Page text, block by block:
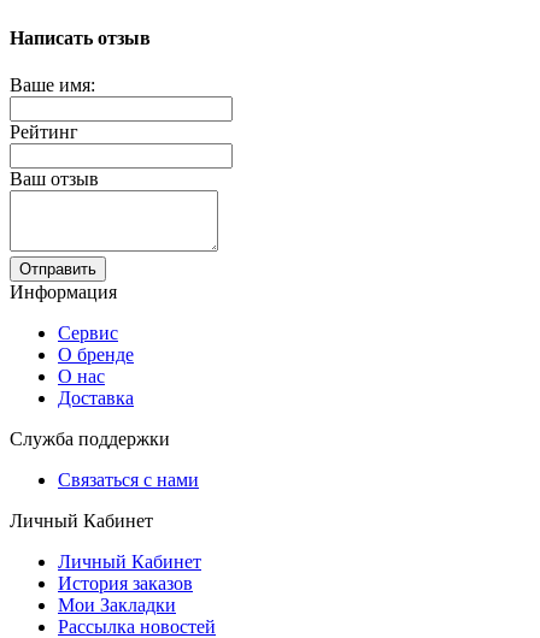
Написать отзыв
Ваше имя:
Рейтинг
Ваш отзыв
Отправить
Информация
Сервис
О бренде
О нас
Доставка
Служба поддержки
Связаться с нами
Личный Кабинет
Личный Кабинет
История заказов
Мои Закладки
Рассылка новостей